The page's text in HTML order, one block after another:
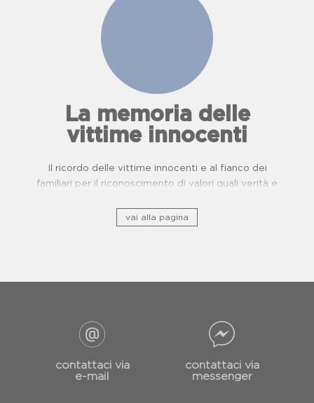
La memoria delle
vittime innocenti
Il ricordo delle vittime innocenti e al fianco dei
familiari per il riconoscimento di valori quali verità e
vai alla pagina
contattaci via
e-mail
contattaci via
messenger